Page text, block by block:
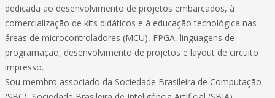
dedicada ao desenvolvimento de projetos embarcados, à
comercialização de kits didáticos e à educação tecnológica nas
áreas de microcontroladores (MCU), FPGA, linguagens de
programação, desenvolvimento de projetos e layout de circuito
impresso.
Sou membro associado da Sociedade Brasileira de Computação